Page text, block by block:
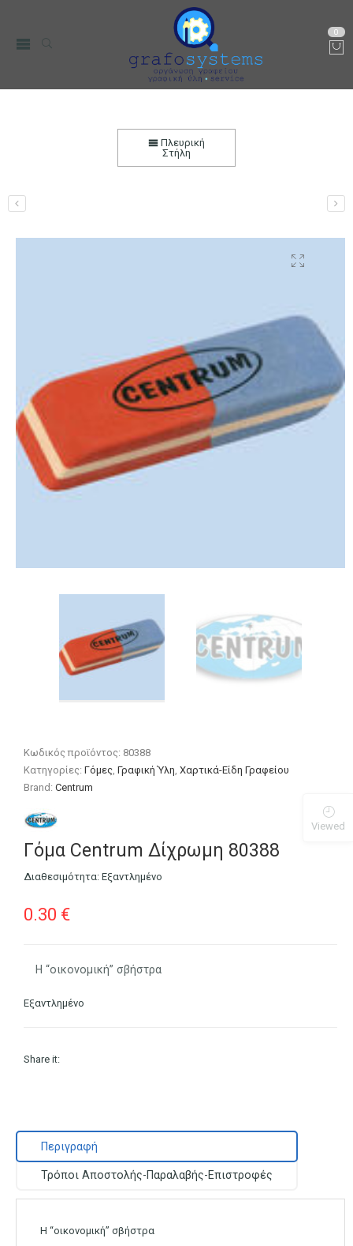
0
Χαρτικά-Είδη Γραφείου Γραφική Ύλη
Πλευρική
Στήλη
Κωδικός προϊόντος: 80388
Κατηγορίες:Γόμες,Γραφική Ύλη,Χαρτικά-Είδη Γραφείου
Brand:Centrum
Γόμα Centrum Δίχρωμη 80388
Διαθεσιμότητα:Εξαντλημένο
0.30 €
Η “οικονομική” σβήστρα
Εξαντλημένο
Share it:
Περιγραφή
Τρόποι Αποστολής-Παραλαβής-Επιστροφές
Η “οικονομική” σβήστρα
Viewed